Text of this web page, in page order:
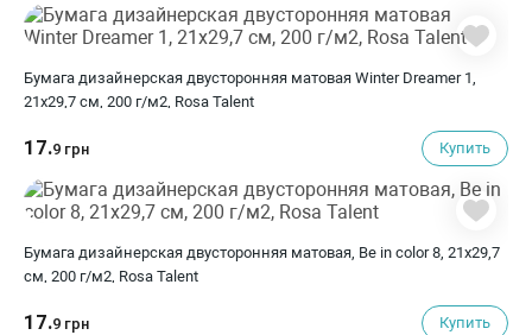
Бумага дизайнерская двусторонняя матовая Winter Dreamer 1,
21х29,7 см, 200 г/м2, Rosa Talent
17.9 грн Купить
Бумага дизайнерская двусторонняя матовая, Be in color 8, 21х29,7
см, 200 г/м2, Rosa Talent
17.9 грн Купить